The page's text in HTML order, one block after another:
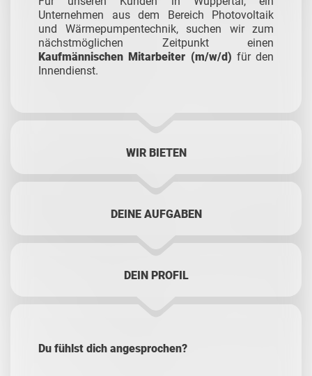
Unternehmen aus dem Bereich Photovoltaik
und Wärmepumpentechnik, suchen wir zum
nächstmöglichen Zeitpunkt einen
Kaufmännischen Mitarbeiter (m/w/d) für den
Innendienst.
WIR BIETEN
DEINE AUFGABEN
DEIN PROFIL
Du fühlst dich angesprochen?